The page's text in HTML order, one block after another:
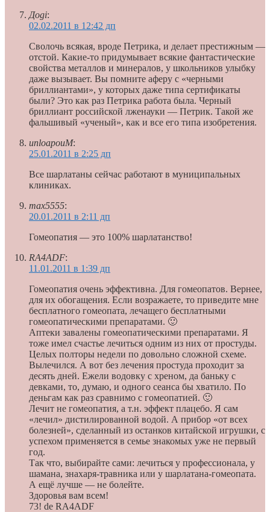
Дogi:
02.02.2011 в 12:42 дп
Сволочь всякая, вроде Петрика, и делает престижным —
отстой. Какие-то придумывает всякие фантастические
свойства металлов и минералов, у школьников улыбку
даже вызывает. Вы помните аферу с «черными
бриллиантами», у которых даже типа сертификаты
были? Это как раз Петрика работа была. Черный
бриллиант российской лженауки — Петрик. Такой же
фальшивый «ученый», как и все его типа изобретения.
unloapouM:
25.01.2011 в 2:25 дп
Все шарлатаны сейчас работают в муниципальных
клиниках.
max5555:
20.01.2011 в 2:11 дп
Гомеопатия — это 100% шарлатанство!
RA4ADF:
11.01.2011 в 1:39 дп
Гомеопатия очень эффективна. Для гомеопатов. Вернее,
для их обогащения. Если возражаете, то приведите мне
бесплатного гомеопата, лечащего бесплатными
гомеопатическими препаратами. 🙂
Аптеки завалены гомеопатическими препаратами. Я
тоже имел счастье лечиться одним из них от простуды.
Целых полторы недели по довольно сложной схеме.
Вылечился. А вот без лечения простуда проходит за
десять дней. Ежели водовку с хреном, да баньку с
девками, то, думаю, и одного сеанса бы хватило. По
деньгам как раз сравнимо с гомеопатией. 🙂
Лечит не гомеопатия, а т.н. эффект плацебо. Я сам
«лечил» дистилированной водой. А прибор «от всех
болезней», сделанный из останков китайской игрушки, с
успехом применяется в семье знакомых уже не первый
год.
Так что, выбирайте сами: лечиться у профессионала, у
шамана, знахаря-травника или у шарлатана-гомеопата.
А ещё лучше — не болейте.
Здоровья вам всем!
73! de RA4ADF